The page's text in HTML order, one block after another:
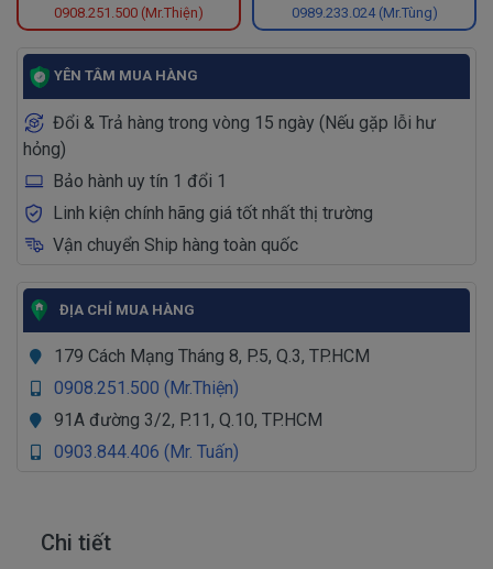
0908.251.500 (Mr.Thiện) 0989.233.024 (Mr.Tùng)
YÊN TÂM MUA HÀNG
Đổi & Trả hàng trong vòng 15 ngày (Nếu gặp lỗi hư
hỏng)
Bảo hành uy tín 1 đổi 1
Linh kiện chính hãng giá tốt nhất thị trường
Vận chuyển Ship hàng toàn quốc
ĐỊA CHỈ MUA HÀNG
179 Cách Mạng Tháng 8, P.5, Q.3, TP.HCM
0908.251.500 (Mr.Thiện)
91A đường 3/2, P.11, Q.10, TP.HCM
0903.844.406 (Mr. Tuấn)
Chi tiết